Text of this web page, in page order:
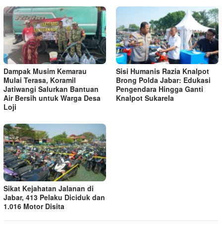
Dampak Musim Kemarau
Mulai Terasa, Koramil
Jatiwangi Salurkan Bantuan
Air Bersih untuk Warga Desa
Loji
Sisi Humanis Razia Knalpot
Brong Polda Jabar: Edukasi
Pengendara Hingga Ganti
Knalpot Sukarela
Sikat Kejahatan Jalanan di
Jabar, 413 Pelaku Diciduk dan
1.016 Motor Disita